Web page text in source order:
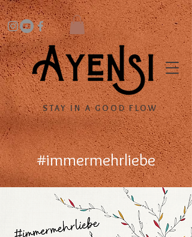
STAY IN A GOOD FLOW
#immermehrliebe